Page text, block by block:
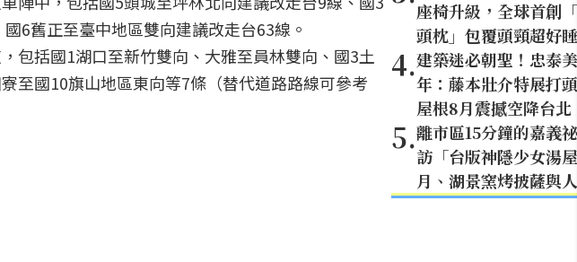
6舊正至臺中地區雙向建議改走台63線。
包括國1湖口至新竹雙向、大雅至員林雙向、國3土
至國10旗山地區東向等7條（替代道路路線可參考
座椅升級，全球首創
頭枕」包覆頭頸超好睡
4.建築迷必朝聖！忠泰
年：藤本壯介特展打
屋根8月震撼空降台北
5.離市區15分鐘的嘉義
訪「台版神隱少女湯
月、湖景窯烤披薩與